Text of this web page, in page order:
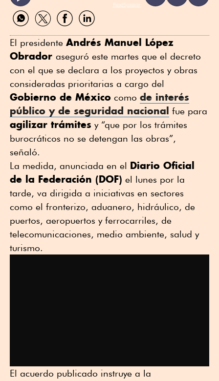
ReadSpeaker
Compartir
por
Compartir
por
Compartir
por
Compartir
por
El presidente Andrés Manuel López
Obrador aseguró este martes que el decreto
con el que se declara a los proyectos y obras
consideradas prioritarias a cargo del
Gobierno de México como de interés
público y de seguridad nacional fue para
agilizar trámites y “que por los trámites
burocráticos no se detengan las obras”,
señaló.
La medida, anunciada en el Diario Oficial
de la Federación (DOF) el lunes por la
tarde, va dirigida a iniciativas en sectores
como el fronterizo, aduanero, hidráulico, de
puertos, aeropuertos y ferrocarriles, de
telecomunicaciones, medio ambiente, salud y
turismo.
El acuerdo publicado instruye a la